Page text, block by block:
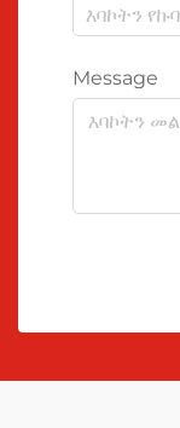
Message